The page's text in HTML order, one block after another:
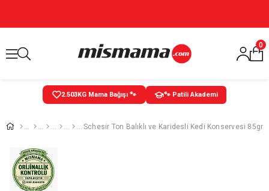
0
2.503KG Mama Bağışı 🐾 🐾 Patili Akademi
Schesir Ton Balıklı ve Karidesli Kedi Konservesi 85gr